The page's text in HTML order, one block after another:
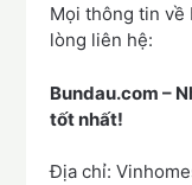
Mọi thông tin về
lòng liên hệ:
Bundau.com –
tốt nhất!
Địa chỉ: